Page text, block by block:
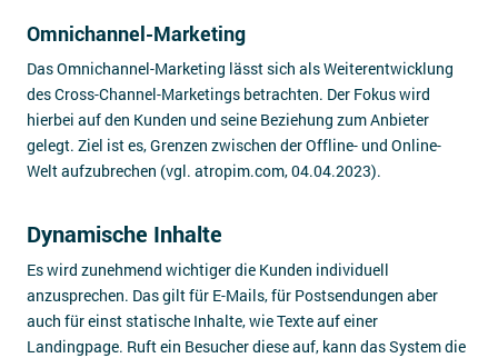
Omnichannel-Marketing
Das Omnichannel-Marketing lässt sich als Weiterentwicklung
des Cross-Channel-Marketings betrachten. Der Fokus wird
hierbei auf den Kunden und seine Beziehung zum Anbieter
gelegt. Ziel ist es, Grenzen zwischen der Offline- und Online-
Welt aufzubrechen (vgl. atropim.com, 04.04.2023).
Dynamische Inhalte
Es wird zunehmend wichtiger die Kunden individuell
anzusprechen. Das gilt für E-Mails, für Postsendungen aber
auch für einst statische Inhalte, wie Texte auf einer
Landingpage. Ruft ein Besucher diese auf, kann das System die